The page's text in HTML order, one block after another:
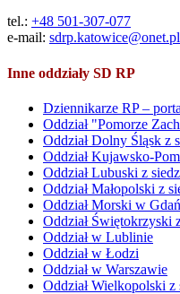
tel.: +48 501-307-077
e-mail: sdrp.katowice@onet.pl
Inne oddziały SD RP
Dziennikarze RP –
Oddział "Pomorze
Oddział Dolny Śląsk z
Oddział Kujawsko-
Oddział Lubuski z
Oddział Małopolski z
Oddział Morski w
Oddział Świętokrzyski
Oddział w Lublinie
Oddział w Łodzi
Oddział w Warszawie
Oddział Wielkopolski z